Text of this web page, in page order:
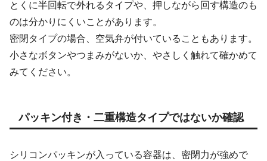
とくに半回転で外れるタイプや、押しながら回す構造のも
のは分かりにくいことがあります。
密閉タイプの場合、空気弁が付いていることもあります。
小さなボタンやつまみがないか、やさしく触れて確かめて
みてください。
パッキン付き・二重構造タイプではないか確認
シリコンパッキンが入っている容器は、密閉力が強めで